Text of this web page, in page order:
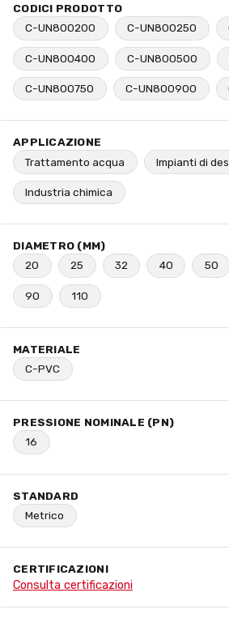
CODICI PRODOTTO
C-UN800200
C-UN800250
C-UN800400 C-UN800500
C-UN800750 C-UN800900
APPLICAZIONE
Trattamento acqua
Impianti di
Industria chimica
DIAMETRO (MM)
20
25 32 40 50
90 110
MATERIALE
C-PVC
PRESSIONE NOMINALE (PN)
16
STANDARD
Metrico
CERTIFICAZIONI
Consulta certificazioni